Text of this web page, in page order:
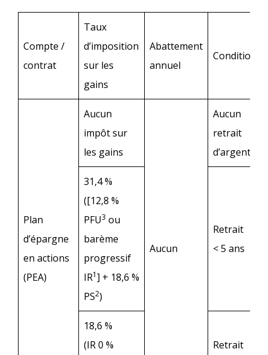
Compte /
contrat
Taux
d’imposition
sur les
gains
Abattement
annuel
Condition(s)
Plan
d’épargne
en actions
(PEA)
Aucun
impôt sur
les gains
Aucun
Aucun
retrait
d’argent
31,4 %
([12,8 %
PFU3 ou
barème
progressif
IR1] + 18,6 %
PS2)
Retrait
< 5 ans
18,6 %
(IR 0 %
Retrait